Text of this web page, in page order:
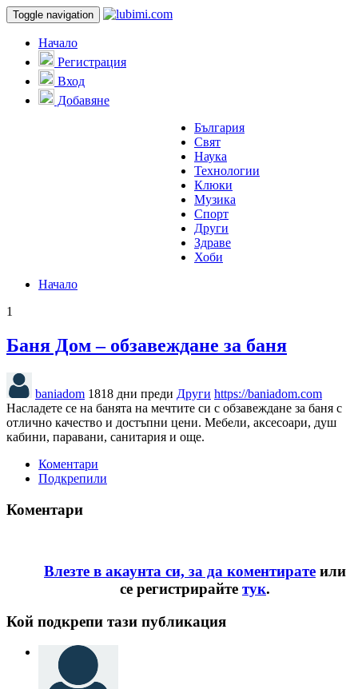
Toggle navigation
Начало
Регистрация
Вход
Добавяне
България
Свят
Наука
Технологии
Клюки
Музика
Спорт
Други
Здраве
Хоби
Начало
1
Баня Дом – обзавеждане за баня
baniadom 1818 дни преди Други https://baniadom.com
Насладете се на банята на мечтите си с обзавеждане за баня с
отлично качество и достъпни цени. Мебели, аксесоари, душ
кабини, паравани, санитария и още.
Коментари
Подкрепили
Коментари
Влезте в акаунта си, за да коментирате или
се регистрирайте тук.
Кой подкрепи тази публикация